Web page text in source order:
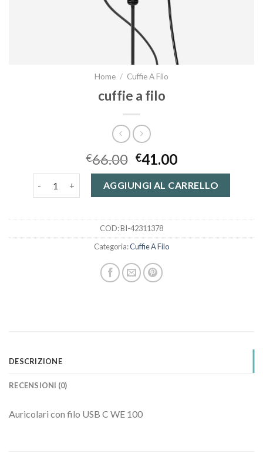
Home / Cuffie A Filo
cuffie a filo
€66.00 €41.00
cuffie a filo quantitàAGGIUNGI AL CARRELLO
COD:BI-42311378
Categoria:Cuffie A Filo
DESCRIZIONE
RECENSIONI (0)
Auricolari con filo USB C WE 100